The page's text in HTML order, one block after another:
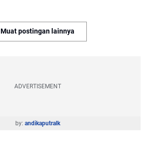
Muat postingan lainnya
ADVERTISEMENT
by: andikaputralk